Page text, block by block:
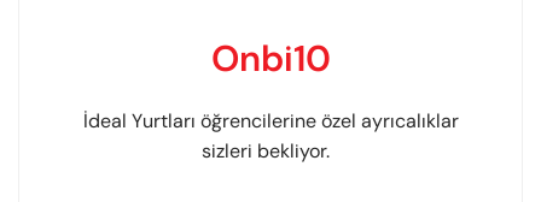
Onbi10
İdeal Yurtları öğrencilerine özel ayrıcalıklar
sizleri bekliyor.